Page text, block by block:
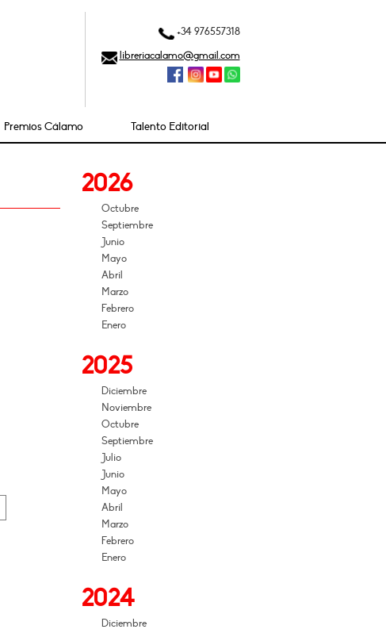
+34 976557318
libreriacalamo@gmail.com
Premios Cálamo Talento Editorial
2026
Octubre
Septiembre
Junio
Mayo
Abril
Marzo
Febrero
Enero
2025
Diciembre
Noviembre
Octubre
Septiembre
Julio
Junio
Mayo
Abril
Marzo
Febrero
Enero
2024
Diciembre